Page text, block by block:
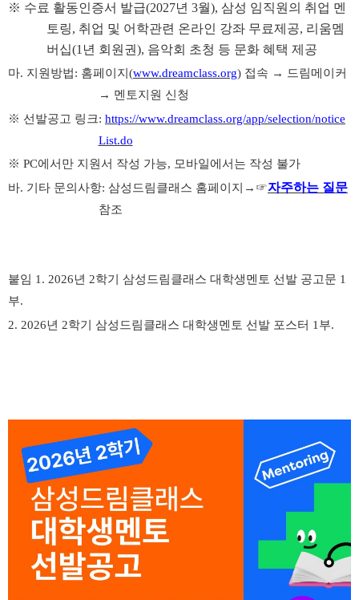
※ 수료 활동인증서 발급(2027년 3월), 삼성 임직원의 취업 멘
토링, 취업 및 어학관련 온라인 강좌 무료제공, 리움멤
버십(1 년 회원권), 음악회 초청 등 문화 혜택 제공
마. 지원방법: 홈페이지 (www.dreamclass.org) 접속 → 드림메이커
→ 멘토지원 신청
※ 선발공고 링크: https://www.dreamclass.org/app/selection/notice
List.do
※ PC에서만 지원서 작성 가능, 모바일에서는 작성 불가
바. 기타 문의사항: 삼성드림클래스 홈페이지 →☞자주하는 질문
참조
붙임 1. 2026년 2학기 삼성드림클래스 대학생멘토 선발 공고문 1
부.
2. 2026년 2학기 삼성드림클래스 대학생멘토 선발 포스터 1 부.